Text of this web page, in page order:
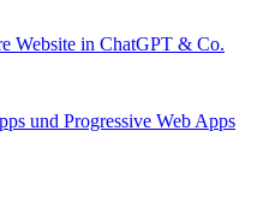
Website in ChatGPT & Co.
und Progressive Web Apps